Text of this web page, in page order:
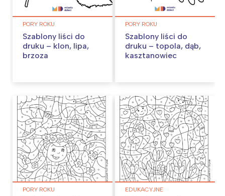
PORY ROKU
Szablony liści do
druku – klon, lipa,
brzoza
PORY ROKU
Szablony liści do
druku – topola, dąb,
kasztanowiec
PORY ROKU EDUKACYJNE